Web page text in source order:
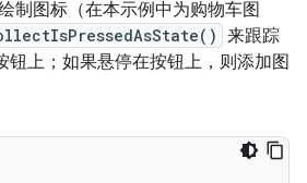
制图标（在本示例中为购物车图
来跟踪
钮上；如果悬停在按钮上，则添加图